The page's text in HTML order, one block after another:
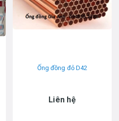
Ống đồng đỏ D42
Liên hệ